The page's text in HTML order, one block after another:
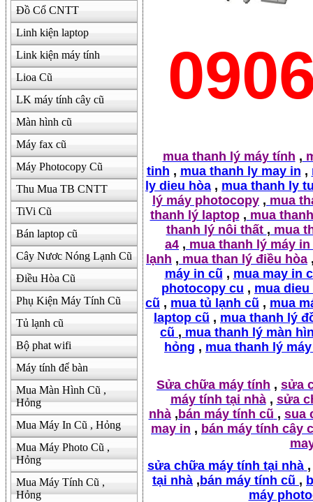
Đồ Cổ CNTT
Linh kiện laptop
Link kiện máy tính
Lioa Cũ
LK máy tính cây cũ
Màn hình cũ
Máy fax cũ
Máy Photocopy Cũ
Thu Mua TB CNTT
TiVi Cũ
Bán laptop cũ
Cây Nươc Nóng Lạnh Cũ
Điều Hòa Cũ
Phụ Kiện Máy Tính Cũ
Tủ lạnh cũ
Bộ phat wifi
Máy tính để bàn
Mua Màn Hình Cũ ,
Hỏng
Mua Máy In Cũ , Hỏng
Mua Máy Photo Cũ ,
Hỏng
Mua Máy Tính Cũ ,
Hỏng
mua thanh lý máy tính ,
tinh , mua thanh ly may in ,
ly dieu hòa , mua thanh ly
lý máy photocopy , mua
thanh lý laptop, mua
thanh lý nôi thất , mua
a4 , mua thanh lý máy in
lạnh , mua than lý điều hòa
máy in cũ , mua may in
photocopy cu , mua
cũ , mua tủ lạnh cũ , mua
laptop cũ , mua thanh lý
cũ , mua thanh lý màn
hỏng , mua thanh lý
Sửa chữa máy tính , sửa
máy tính tại nhà , sửa
nhà ,bán máy tính cũ , sua
may in , bán máy tính cây
sửa chữa máy tính tại nhà ,
tại nhà , bán máy tính cũ ,
máy